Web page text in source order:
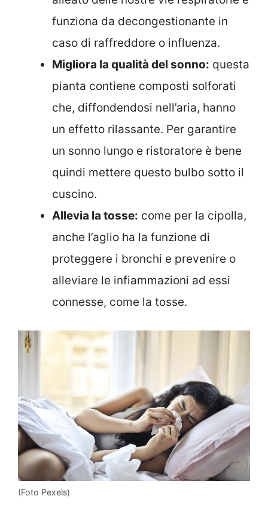
funziona da decongestionante in
caso di raffreddore o influenza.
Migliora la qualità del sonno: questa
pianta contiene composti solforati
che, diffondendosi nell’aria, hanno
un effetto rilassante. Per garantire
un sonno lungo e ristoratore è bene
quindi mettere questo bulbo sotto il
cuscino.
Allevia la tosse: come per la cipolla,
anche l’aglio ha la funzione di
proteggere i bronchi e prevenire o
alleviare le infiammazioni ad essi
connesse, come la tosse.
(Foto Pexels)